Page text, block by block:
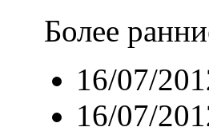
Более
16/07/
16/07/